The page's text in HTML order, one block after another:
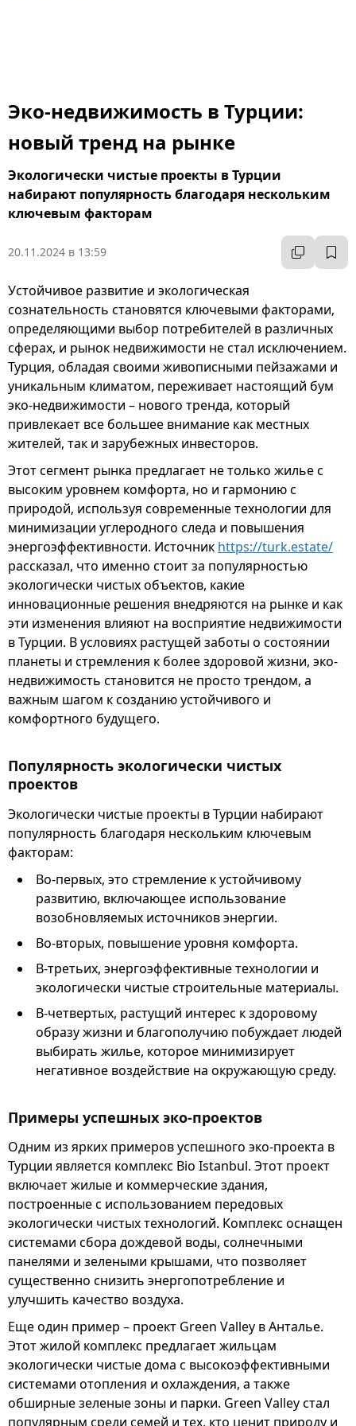
Эко-недвижимость в Турции:
новый тренд на рынке
Экологически чистые проекты в Турции
набирают популярность благодаря нескольким
ключевым факторам
20.11.2024 в 13:59
Устойчивое развитие и экологическая
сознательность становятся ключевыми факторами,
определяющими выбор потребителей в различных
сферах, и рынок недвижимости не стал исключением.
Турция, обладая своими живописными пейзажами и
уникальным климатом, переживает настоящий бум
эко-недвижимости – нового тренда, который
привлекает все большее внимание как местных
жителей, так и зарубежных инвесторов.
Этот сегмент рынка предлагает не только жилье с
высоким уровнем комфорта, но и гармонию с
природой, используя современные технологии для
минимизации углеродного следа и повышения
энергоэффективности. Источник https://turk.estate/
рассказал, что именно стоит за популярностью
экологически чистых объектов, какие
инновационные решения внедряются на рынке и как
эти изменения влияют на восприятие недвижимости
в Турции. В условиях растущей заботы о состоянии
планеты и стремления к более здоровой жизни, эко-
недвижимость становится не просто трендом, а
важным шагом к созданию устойчивого и
комфортного будущего.
Популярность экологически чистых
проектов
Экологически чистые проекты в Турции набирают
популярность благодаря нескольким ключевым
факторам:
Во-первых, это стремление к устойчивому
развитию, включающее использование
возобновляемых источников энергии.
Во-вторых, повышение уровня комфорта.
В-третьих, энергоэффективные технологии и
экологически чистые строительные материалы.
В-четвертых, растущий интерес к здоровому
образу жизни и благополучию побуждает людей
выбирать жилье, которое минимизирует
негативное воздействие на окружающую среду.
Примеры успешных эко-проектов
Одним из ярких примеров успешного эко-проекта в
Турции является комплекс Bio Istanbul. Этот проект
включает жилые и коммерческие здания,
построенные с использованием передовых
экологически чистых технологий. Комплекс оснащен
системами сбора дождевой воды, солнечными
панелями и зелеными крышами, что позволяет
существенно снизить энергопотребление и
улучшить качество воздуха.
Еще один пример – проект Green Valley в Анталье.
Этот жилой комплекс предлагает жильцам
экологически чистые дома с высокоэффективными
системами отопления и охлаждения, а также
обширные зеленые зоны и парки. Green Valley стал
популярным среди семей и тех, кто ценит природу и